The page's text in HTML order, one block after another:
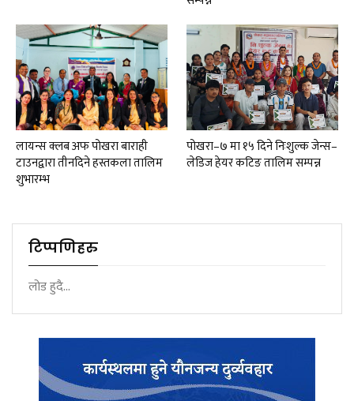
लायन्स क्लब अफ पोखरा बाराही
टाउनद्वारा तीनदिने हस्तकला तालिम
शुभारम्भ
पोखरा–७ मा १५ दिने निःशुल्क जेन्स–
लेडिज हेयर कटिङ तालिम सम्पन्न
टिप्पणिहरु
लोड हुदै...